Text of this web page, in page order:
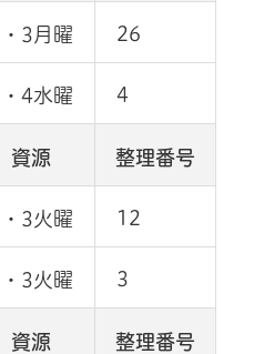
3月曜 26
4水曜 4
資源 整理番号
3火曜 12
3火曜 3
資源 整理番号